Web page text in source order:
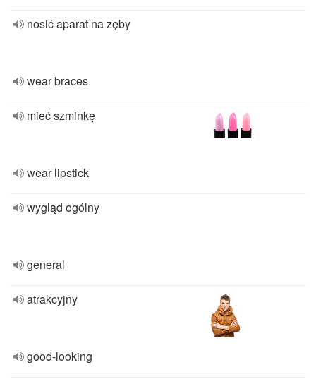
nosić aparat na zęby
wear braces
mieć szminkę
wear lipstick
wygląd ogólny
general
atrakcyjny
good-looking